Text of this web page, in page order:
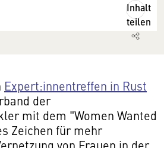
Inhalt
teilen
Expert:innentreffen in Rust
der
mit dem "Women Wanted
Zeichen für mehr
von Frauen in der